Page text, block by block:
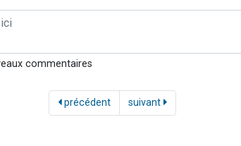
commentaires
précédent suivant